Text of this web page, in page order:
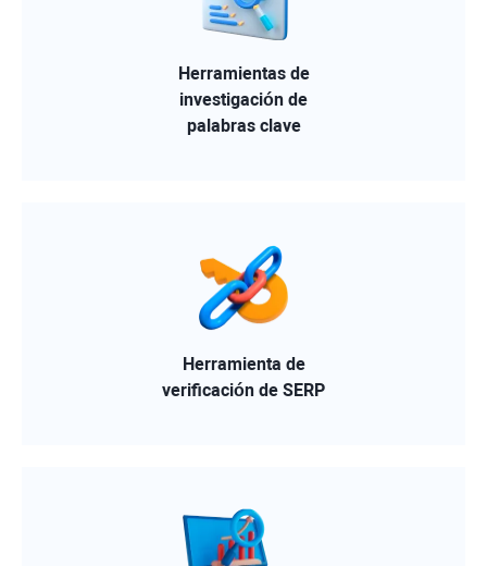
Herramientas de
investigación de
palabras clave
Herramienta de
verificación de SERP